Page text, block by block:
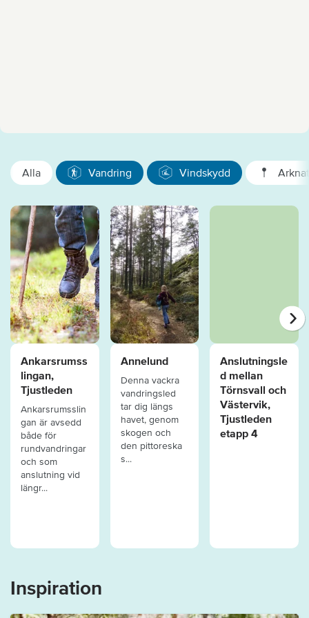
Alla Vandring Vindskydd Arknat
Ankarsrumss
lingan,
Tjustleden
Ankarsrumsslin
gan är avsedd
både för
rundvandringar
och som
anslutning vid
längr...
Annelund
Denna vackra
vandringsled
tar dig längs
havet, genom
skogen och
den pittoreska
s...
Anslutningsle
d mellan
Törnsvall och
Västervik,
Tjustleden
etapp 4
Inspiration